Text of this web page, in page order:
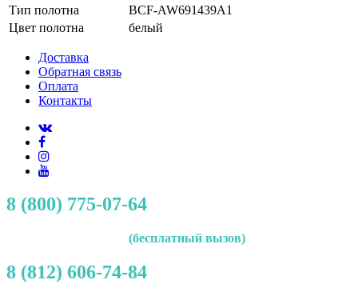
Тип полотна
BCF-AW691439A1
Цвет полотна
белый
Доставка
Обратная связь
Оплата
Контакты
8 (800) 775-07-64
(бесплатный вызов)
8 (812) 606-74-84